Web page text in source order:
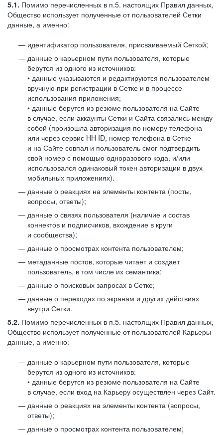
5.1. Помимо перечисленных в п.5. настоящих Правил данных,
Общество использует полученные от пользователей Сетки
данные, а именно:
идентификатор пользователя, присваиваемый Сеткой;
данные о карьерном пути пользователя, которые
берутся из одного из источников:
• данные указываются и редактируются пользователем
вручную при регистрации в Сетке и в процессе
использования приложения;
• данные берутся из резюме пользователя на Сайте
в случае, если аккаунты Сетки и Сайта связались между
собой (произошла авторизация по номеру телефона
или через сервис HH ID, номер телефона в Сетке
и на Сайте совпал и пользователь смог подтвердить
свой номер с помощью одноразового кода, и/или
использовался одинаковый токен авторизации в двух
мобильных приложениях).
данные о реакциях на элементы контента (посты,
вопросы, ответы);
данные о связях пользователя (наличие и состав
коннектов и подписчиков, вхождение в круги
и сообщества);
данные о просмотрах контента пользователем;
метаданные постов, которые читает и создает
пользователь, в том числе их семантика;
данные о поисковых запросах в Сетке;
данные о переходах по экранам и других действиях
внутри Сетки.
5.2. Помимо перечисленных в п.5. настоящих Правил данных,
Общество использует полученные от пользователей Карьеры
данные, а именно:
данные о карьерном пути пользователя, которые
берутся из одного из источников:
• данные берутся из резюме пользователя на Сайте
в случае, если вход на Карьеру осуществлен через Сайт.
данные о реакциях на элементы контента (вопросы,
ответы);
данные о просмотрах контента пользователем;